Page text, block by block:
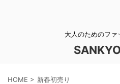
大人のためのファ
HOME > 新春初売り